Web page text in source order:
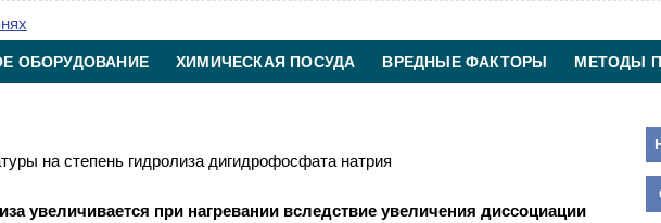
ОБОРУДОВАНИЕ ХИМИЧЕСКАЯ ПОСУДА ВРЕДНЫЕ ФАКТОРЫ МЕТОДЫ
на степень гидролиза дигидрофосфата натрия
увеличивается при нагревании вследствие увеличения диссоциации